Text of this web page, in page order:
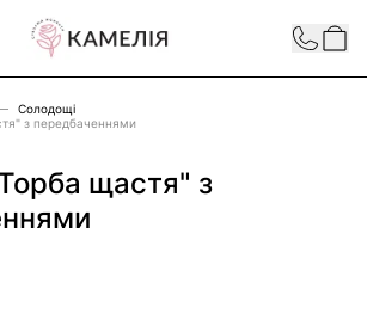
Contact
Солодощі
з передбаченнями
щастя" з